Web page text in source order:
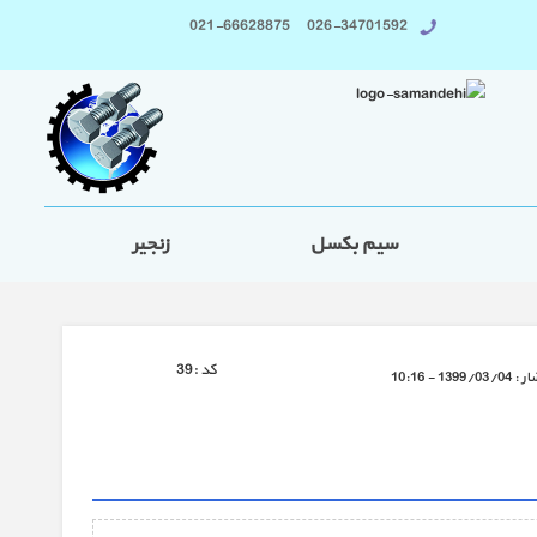
026-34701592 021-66628875
سیم بکسل زنجیر
:
1399/03/04 - 10:16 كد :39